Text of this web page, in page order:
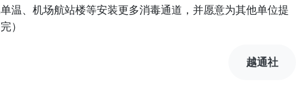
温、机场航站楼等安装更多消毒通道，并愿意为其他单位提
）
越通社